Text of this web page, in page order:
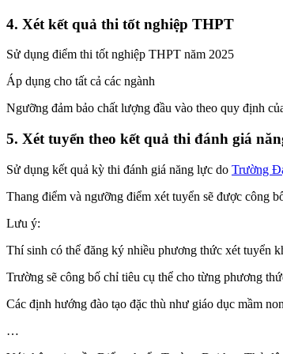
4. Xét kết quả thi tốt nghiệp THPT
Sử dụng điểm thi tốt nghiệp THPT năm 2025
Áp dụng cho tất cả các ngành
Ngưỡng đảm bảo chất lượng đầu vào theo quy định
5. Xét tuyển theo kết quả thi đánh giá
Sử dụng kết quả kỳ thi đánh giá năng lực do Trường
Thang điểm và ngưỡng điểm xét tuyển sẽ được công
Lưu ý:
Thí sinh có thể đăng ký nhiều phương thức xét tuyển
Trường sẽ công bố chỉ tiêu cụ thể cho từng phương
Các định hướng đào tạo đặc thù như giáo dục mầm
…